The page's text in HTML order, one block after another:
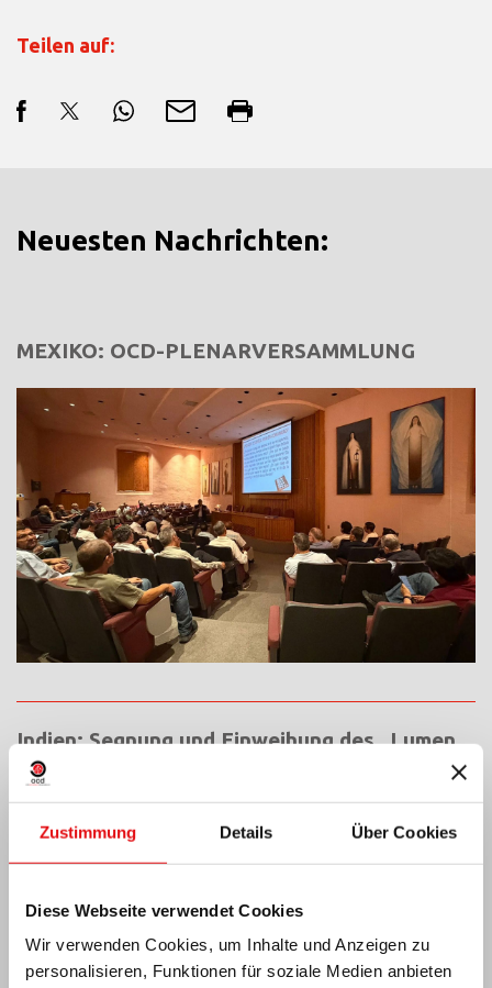
Zustimmung Details Über Cookies
Diese Webseite verwendet Cookies
Wir verwenden Cookies, um Inhalte und Anzeigen zu
personalisieren, Funktionen für soziale Medien anbieten
Teilen auf:
Neuesten Nachrichten:
MEXIKO: OCD-PLENARVERSAMMLUNG
Indien: Segnung und Einweihung des „Lumen
Carmeli“